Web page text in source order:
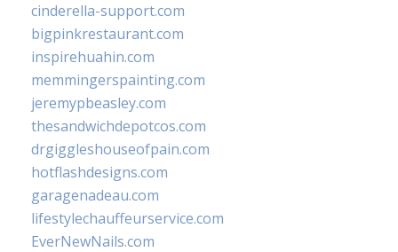
cinderella-support.com
bigpinkrestaurant.com
inspirehuahin.com
memmingerspainting.com
jeremypbeasley.com
thesandwichdepotcos.com
drgiggleshouseofpain.com
hotflashdesigns.com
garagenadeau.com
lifestylechauffeurservice.com
EverNewNails.com